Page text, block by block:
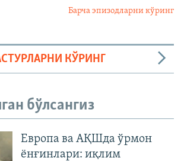
Барча эпизодларни кўринг
КЎРИНГ
бўлсангиз
Европа ва АҚШда ўрмон
ёнғинлари: иқлим